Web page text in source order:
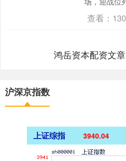
冲击欧冠
分榜中游寻
查看： 130
鸿岳资本配资文
沪深京指数
上证综指 3940.04